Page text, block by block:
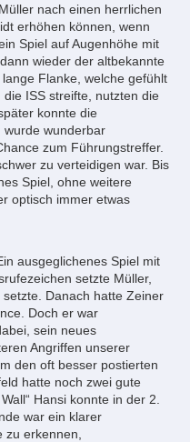
nach einen herrlichen
erhöhen können, wenn
Spiel auf Augenhöhe mit
wieder der altbekannte
Flanke, welche gefühlt
ISS streifte, nutzten die
konnte die
wurde wunderbar
zum Führungstreffer.
zu verteidigen war. Bis
Spiel, ohne weitere
optisch immer etwas
ausgeglichenes Spiel mit
setzte Müller,
Danach hatte Zeiner
Doch er war
sein neues
Angriffen unserer
den oft besser postierten
hatte noch zwei gute
Hansi konnte in der 2.
war ein klarer
erkennen,